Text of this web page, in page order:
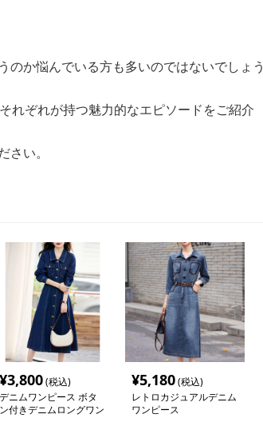
か悩んでいる方も多いのではないでしょう
れぞれが持つ魅力的なエピソードをご紹介
い。
¥3,800(税込)
デニムワンピース ボタ
ン付きデニムロングワン
¥5,180(税込)
レトロカジュアルデニム
ワンピース